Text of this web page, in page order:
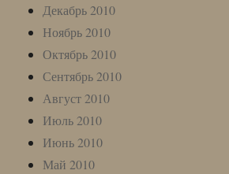
Декабрь 2010
Ноябрь 2010
Октябрь 2010
Сентябрь 2010
Август 2010
Июль 2010
Июнь 2010
Май 2010